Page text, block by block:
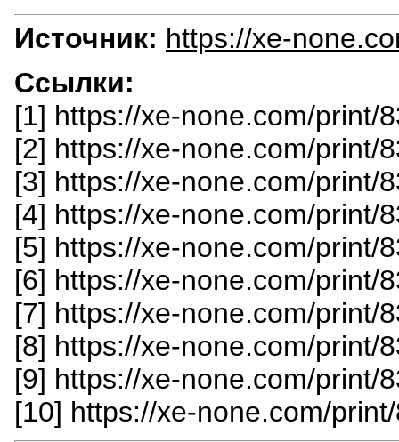
Источник: https://xe-
Ссылки:
[1] https://xe-none.com/print/
[2] https://xe-none.com/print/
[3] https://xe-none.com/print/
[4] https://xe-none.com/print/
[5] https://xe-none.com/print/
[6] https://xe-none.com/print/
[7] https://xe-none.com/print/
[8] https://xe-none.com/print/
[9] https://xe-none.com/print/
[10] https://xe-none.com/